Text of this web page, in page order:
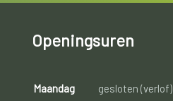
Openingsuren
Maandag
gesloten (verlof)